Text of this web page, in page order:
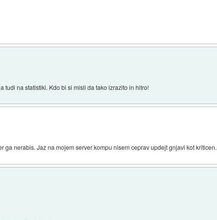
tudi na statistiki. Kdo bi si misli da tako izrazito in hitro!
nerabis. Jaz na mojem server kompu nisem ceprav updejt gnjavi kot kriticen.